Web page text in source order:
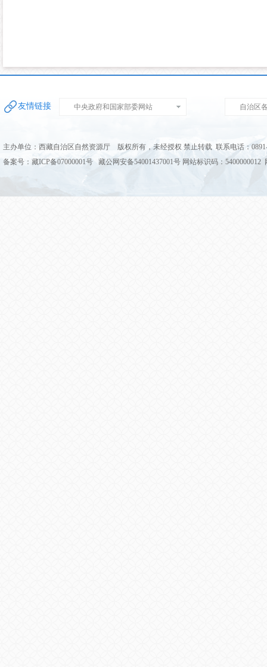
友情链接 中央政府和国家部委网站 自治区
主办单位：西藏自治区自然资源厅 版权所有，未经授权 禁止转载 联系电话：
备案号：藏ICP备07000001号 藏公网安备54001437001号 网站标识码：5400000012